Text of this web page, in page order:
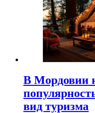
В Мордовии
вид туризма